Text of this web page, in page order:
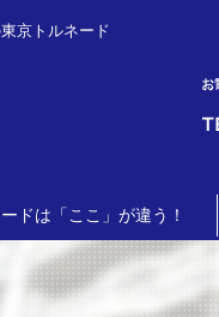
京トルネード
ドは「ここ」が違う！